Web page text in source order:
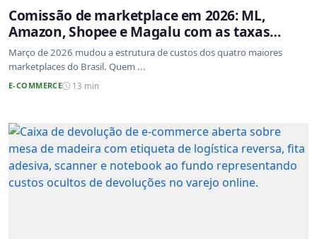
Comissão de marketplace em 2026: ML,
Amazon, Shopee e Magalu com as taxas
atualizadas
Março de 2026 mudou a estrutura de custos dos quatro maiores
marketplaces do Brasil. Quem ...
E-COMMERCE 13 min